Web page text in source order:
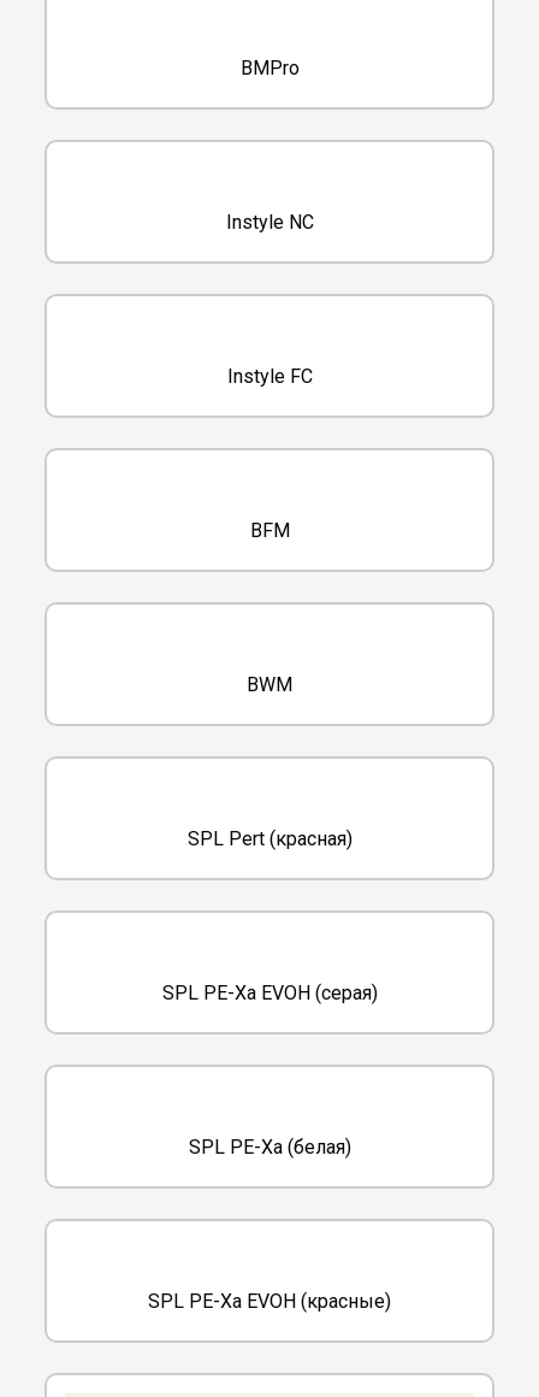
BMPro
Instyle NC
Instyle FC
BFM
BWM
SPL Pert (красная)
SPL PE-Xa EVOH (серая)
SPL PE-Xa (белая)
SPL PE-Xa EVOH (красные)